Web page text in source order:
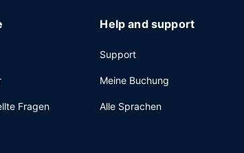
Fragen
Help and support
Support
Meine Buchung
Alle Sprachen